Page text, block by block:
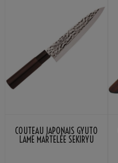
COUTEAU JAPONAIS GYUTO
LAME MARTELÉE SEKIRYU